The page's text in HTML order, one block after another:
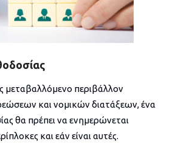
μεταβαλλόμενο περιβάλλον
και νομικών διατάξεων, ένα
θα πρέπει να ενημερώνεται
και εάν είναι αυτές.